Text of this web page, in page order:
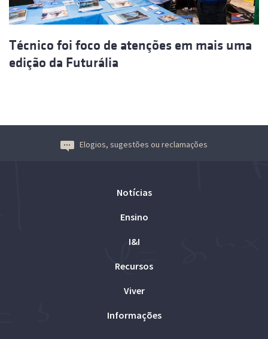
Técnico foi foco de atenções em mais uma
edição da Futurália
Elogios, sugestões ou reclamações
Notícias
Ensino
I&I
Recursos
Viver
Informações